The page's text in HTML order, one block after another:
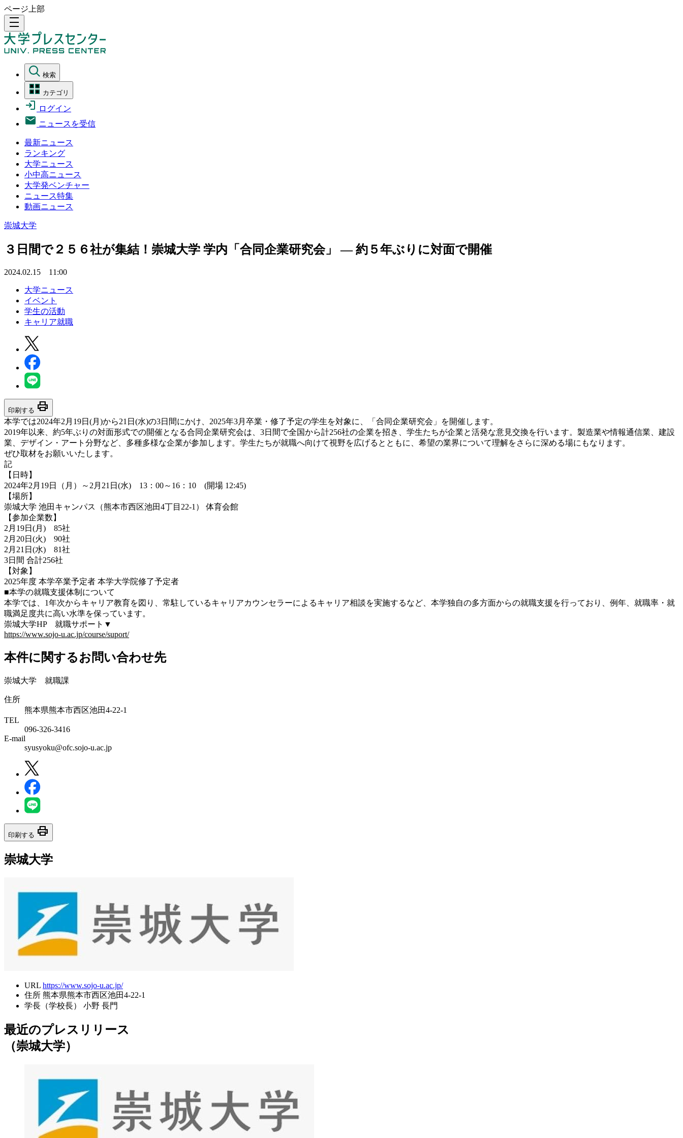
ページ上部
density_medium
検索
カテゴリ
ログイン
ニュースを受信
最新ニュース
ランキング
大学ニュース
小中高ニュース
大学発ベンチャー
ニュース特集
動画ニュース
崇城大学
３日間で２５６社が集結！崇城大学 学内「合同企業研究会」 — 約５年ぶりに対面で開催
2024.02.15 11:00
大学ニュース
イベント
学生の活動
キャリア就職
印刷する print
本学では2024年2月19日(月)から21日(水)の3日間にかけ、2025年3月卒業・修了予定の学生を対象に、「合同企業研究会」を開催します。
2019年以来、約5年ぶりの対面形式での開催となる合同企業研究会は、3日間で全国から計256社の企業を招き、学生たちが企業と活発な意見交換を行います。製造業や情報通信業、建設
業、デザイン・アート分野など、多種多様な企業が参加します。学生たちが就職へ向けて視野を広げるとともに、希望の業界について理解をさらに深める場にもなります。
ぜひ取材をお願いいたします。
記
【日時】
2024年2月19日（月）～2月21日(水) 13：00～16：10 (開場 12:45)
【場所】
崇城大学 池田キャンパス（熊本市西区池田4丁目22-1） 体育会館
【参加企業数】
2月19日(月) 85社
2月20日(火) 90社
2月21日(水) 81社
3日間 合計256社
【対象】
2025年度 本学卒業予定者 本学大学院修了予定者
■本学の就職支援体制について
本学では、1年次からキャリア教育を図り、常駐しているキャリアカウンセラーによるキャリア相談を実施するなど、本学独自の多方面からの就職支援を行っており、例年、就職率・就
職満足度共に高い水準を保っています。
崇城大学HP 就職サポート▼
https://www.sojo-u.ac.jp/course/suport/
本件に関するお問い合わせ先
崇城大学 就職課
住所
熊本県熊本市西区池田4-22-1
TEL
096-326-3416
E-mail
syusyoku@ofc.sojo-u.ac.jp
印刷する print
崇城大学
URL https://www.sojo-u.ac.jp/
住所 熊本県熊本市西区池田4-22-1
学長（学校長）
小野 長門
最近のプレスリリース
（崇城大学）